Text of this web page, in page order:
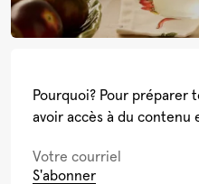
Pourquoi? Pour préparer
avoir accès à du contenu
S'abonner